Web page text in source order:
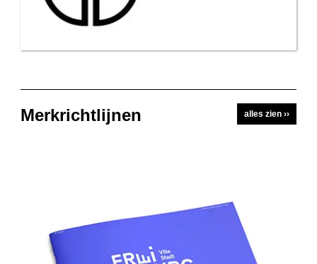
Merkrichtlijnen alles zien ››